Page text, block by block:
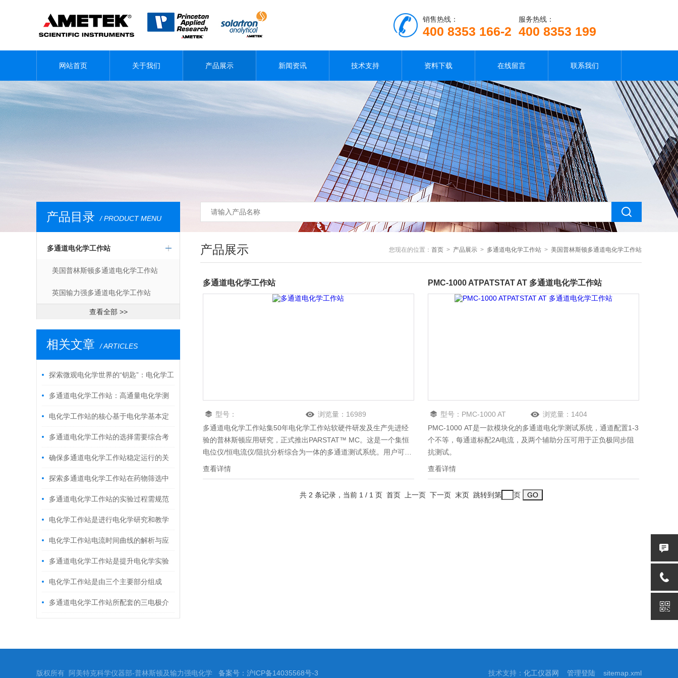
服务热线：
400 8353 199
销售热线：
400 8353 166-2
网站首页 关于我们 产品展示 新闻资讯 技术支持 资料下载 在线留言 联系我们
产品目录 / PRODUCT MENU
多通道电化学工作站
美国普林斯顿多通道电化学工作站
英国输力强多通道电化学工作站
查看全部 >>
相关文章 / ARTICLES
探索微观电化学世界的“钥匙”：电化学工
作站多通道电化学工作站：高通量电化学测
试的效率革命
电化学工作站的核心基于电化学基本定
律 多通道电化学工作站的选择需要综合考
虑多方面因素
确保多通道电化学工作站稳定运行的关
键措施
探索多通道电化学工作站在药物筛选中
的作用
多通道电化学工作站的实验过程需规范
电化学工作站是进行电化学研究和教学
时不可少的设备
电化学工作站电流时间曲线的解析与应
用 多通道电化学工作站是提升电化学实验
效率的重要手段
电化学工作站是由三个主要部分组成
多通道电化学工作站所配套的三电极介
产品展示 您现在的位置： 首页 > 产品展示 > 多通道电化学工作站 > 美国普林斯顿多通道电化学工作站
多通道电化学工作站
型号： 浏览量： 16989
多通道电化学工作站集50年电化学工作站软硬件研发及生产先进经
验的普林斯顿应用研究，正式推出PARSTAT™ MC。这是一个集恒
电位仪/恒电流仪/阻抗分析综合为一体的多通道测试系统。用户可以
根据需求灵活选择，预算添加多至8个通道的恒电流/恒电位/阻抗测
查看详情
PMC-1000 ATPATSTAT AT 多通道电化学工作站
型号： PMC-1000 AT 浏览量： 1404
PMC-1000 AT是一款模块化的多通道电化学测试系统，通道配置1-3
个不等，每通道标配2A电流，及两个辅助分压可用于正负极同步阻
抗测试。
查看详情
共 2 条记录，当前 1 / 1 页 首页 上一页 下一页 末页 跳转到第 页
版权所有 阿美特克科学仪器部-普林斯顿及输力强电化学 备案号：沪ICP备14035568号-3 技术支持： 化工仪器网 管理登陆 sitemap.xml